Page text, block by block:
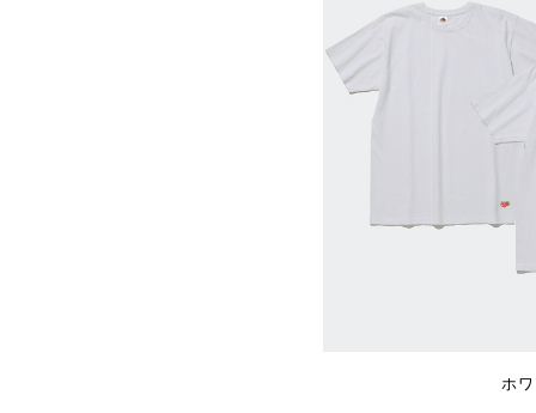
ホ